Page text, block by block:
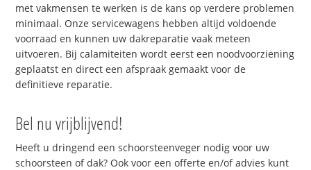
met vakmensen te werken is de kans op verdere problemen
minimaal. Onze servicewagens hebben altijd voldoende
voorraad en kunnen uw dakreparatie vaak meteen
uitvoeren. Bij calamiteiten wordt eerst een noodvoorziening
geplaatst en direct een afspraak gemaakt voor de
definitieve reparatie.
Bel nu vrijblijvend!
Heeft u dringend een schoorsteenveger nodig voor uw
schoorsteen of dak? Ook voor een offerte en/of advies kunt